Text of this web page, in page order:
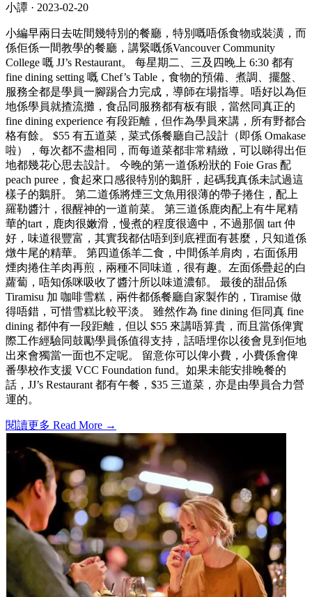
小譚 · 2023-02-20
小編早兩日去咗間幾特別的餐廳，特別嘅唔係食物或裝潢，而
係佢係一間教學的餐廳，講緊嘅係Vancouver Community
College 嘅 JJ’s Restaurant。 每星期二、三及四晚上 6:30 都有
fine dining setting 嘅 Chef’s Table，食物的預備、煮調、擺盤、
服務全都是學員一腳踢合力完成，導師在場指導。唔好以為佢
地係學員就揸流攤，食品同服務都有板有眼，當然同真正的
fine dining experience 有段距離，但作為學員來講，所有野都合
格有餘。 $55 有五道菜，菜式係餐廳自己設計（即係 Omakase
啦），每次都不盡相同，而每道菜都非常精緻，可以睇得出佢
地都幾花心思去設計。 今晚的第一道係粉狀的 Foie Gras 配
peach puree，食起來口感很特別的鵝肝，起碼我真係未試過這
樣子的鵝肝。 第二道係將煙三文魚用很薄的帶子捲住，配上
羅勒醬汁，很醒神的一道前菜。 第三道係鹿肉配上有牛尾精
華的tart，鹿肉很嫩滑，慢煮的程度很適中，不過那個 tart 仲
好，味道很豐富，其實我都估唔到到底裡面有甚麼，只知道係
燉牛尾的精華。 第四道係羊二食，中間係羊肩肉，右面係用
煙肉捲住羊肉再煎，兩種不同味道，很有趣。左面係疊起的白
蘿蔔，唔知係咪吸收了醬汁所以味道濃郁。 最後的甜品係
Tiramisu 加 咖啡雪糕，兩件都係餐廳自家製作的，Tiramise 做
得唔錯，可惜雪糕比較平淡。 雖然作為 fine dining 佢同真 fine
dining 都仲有一段距離，但以 $55 來講唔算貴，而且當係俾實
際工作經驗同鼓勵學員係值得支持，話唔埋你以後會見到佢地
出來會獨當一面也不定呢。 留意你可以俾小費，小費係會俾
番學校作支援 VCC Foundation fund。如果未能安排晚餐的
話，JJ’s Restaurant 都有午餐，$35 三道菜，亦是由學員合力營
運的。
閱讀更多 Read More →